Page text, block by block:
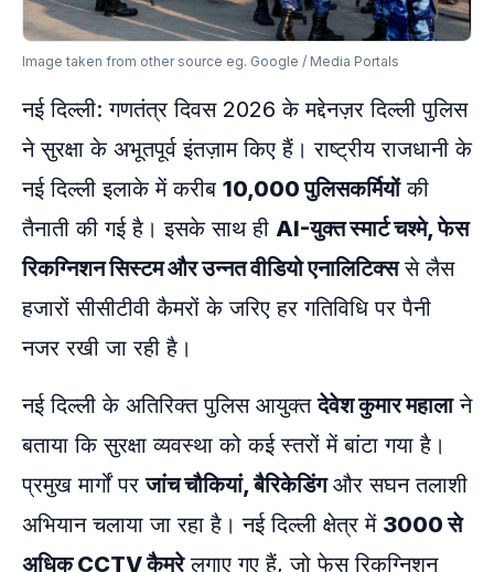
Image taken from other source eg. Google / Media Portals
नई दिल्ली: गणतंत्र दिवस 2026 के मद्देनज़र दिल्ली पुलिस
ने सुरक्षा के अभूतपूर्व इंतज़ाम किए हैं। राष्ट्रीय राजधानी के
नई दिल्ली इलाके में करीब 10,000 पुलिसकर्मियोंकी
तैनाती की गई है। इसके साथ ही AI-युक्त स्मार्ट चश्मे, फेस
रिकग्निशन सिस्टम और उन्नत वीडियो एनालिटिक्ससे लैस
हजारों सीसीटीवी कैमरों के जरिए हर गतिविधि पर पैनी
नजर रखी जा रही है।
नई दिल्ली के अतिरिक्त पुलिस आयुक्तदेवेश कुमार महालाने
बताया कि सुरक्षा व्यवस्था को कई स्तरों में बांटा गया है।
प्रमुख मार्गों परजांच चौकियां, बैरिकेडिंगऔर सघन तलाशी
अभियान चलाया जा रहा है। नई दिल्ली क्षेत्र में 3000 से
अधिक CCTV कैमरेलगाए गए हैं, जो फेस रिकग्निशन